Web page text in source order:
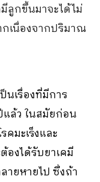
ลูกขึ้นมาจะได้ไม่
เนื่องจากปริมาณ
นเรื่องที่มีการ
ล้ว ในสมัยก่อน
มะเร็งและ
องได้รับยาเคมี
ายหายไป ซึ่งถ้า